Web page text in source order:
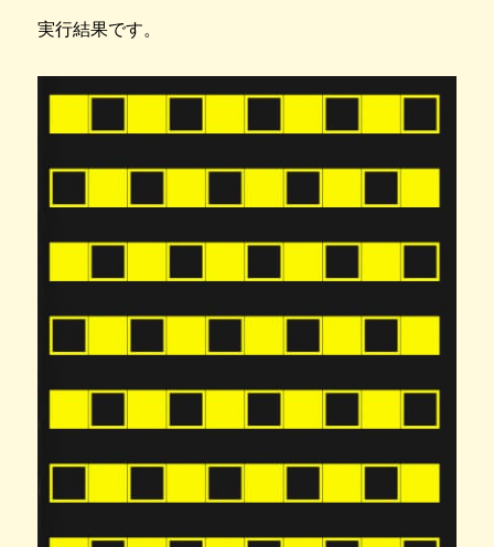
実行結果です。